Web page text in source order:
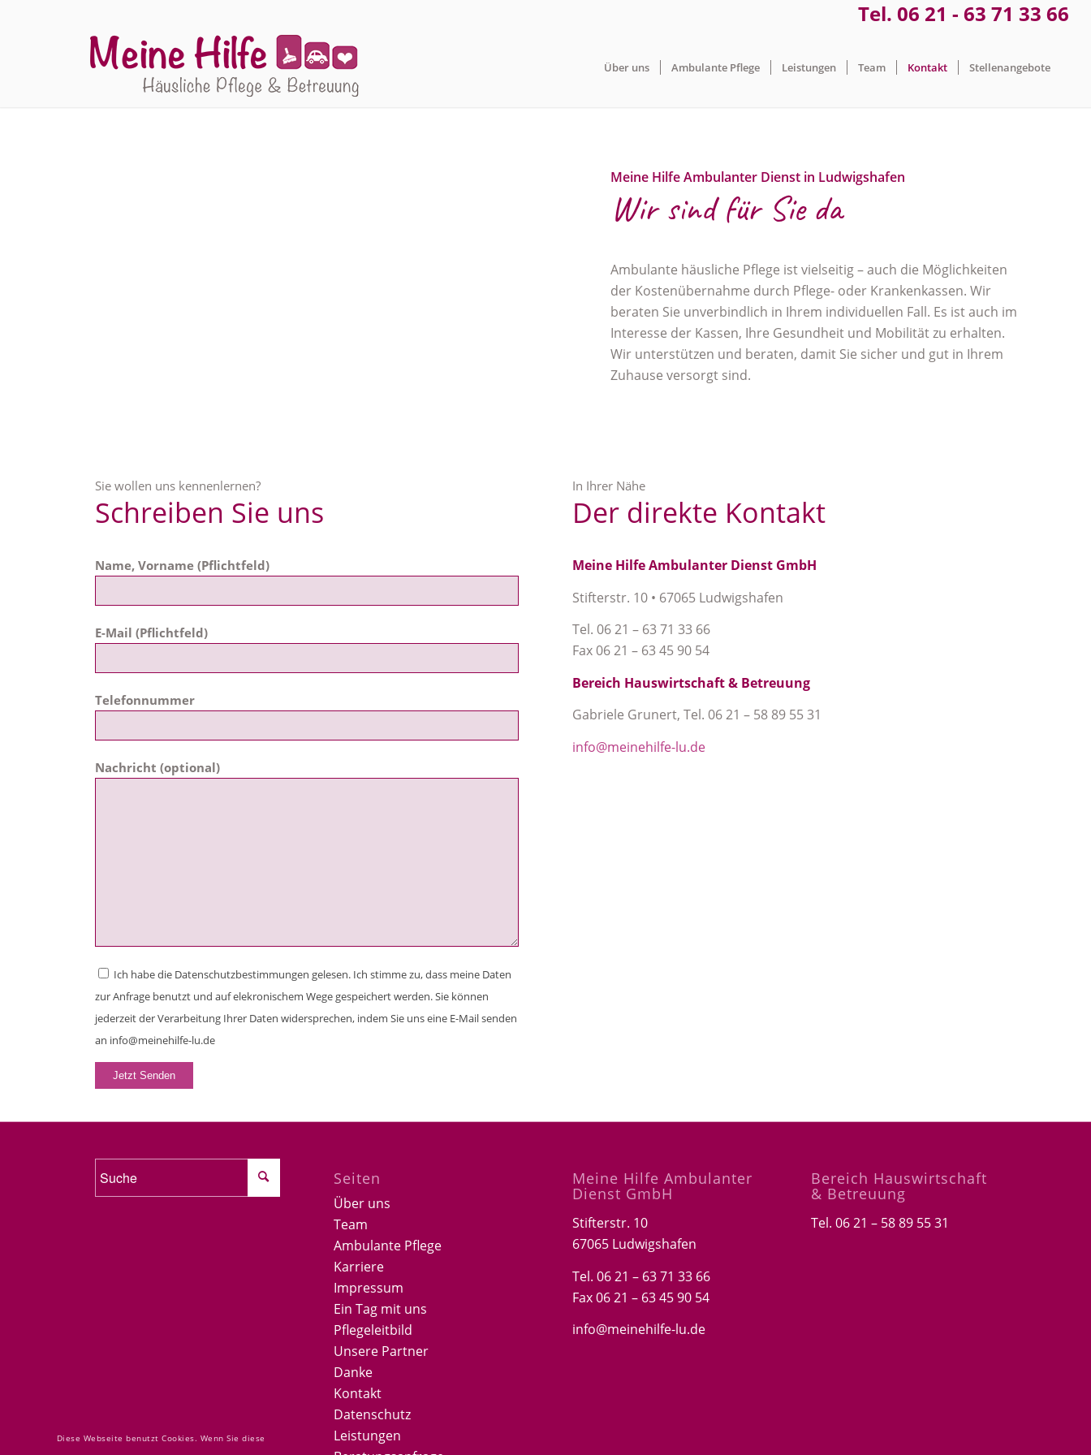
Tel. 06 21 - 63 71 33 66
Über uns Ambulante Pflege Leistungen Team Kontakt Stellenangebote
Meine Hilfe Ambulanter Dienst in Ludwigshafen
Wir sind für Sie da
Ambulante häusliche Pflege ist vielseitig – auch die Möglichkeiten
der Kostenübernahme durch Pflege- oder Krankenkassen. Wir
beraten Sie unverbindlich in Ihrem individuellen Fall. Es ist auch im
Interesse der Kassen, Ihre Gesundheit und Mobilität zu erhalten.
Wir unterstützen und beraten, damit Sie sicher und gut in Ihrem
Zuhause versorgt sind.
Sie wollen uns kennenlernen?
Schreiben Sie uns
Name, Vorname (Pflichtfeld)
E-Mail (Pflichtfeld)
Telefonnummer
Nachricht (optional)
Ich habe die Datenschutzbestimmungen gelesen. Ich stimme zu, dass meine Daten
zur Anfrage benutzt und auf elekronischem Wege gespeichert werden. Sie können
jederzeit der Verarbeitung Ihrer Daten widersprechen, indem Sie uns eine E-Mail senden
an info@meinehilfe-lu.de
In Ihrer Nähe
Der direkte Kontakt
Meine Hilfe Ambulanter Dienst GmbH
Stifterstr. 10 • 67065 Ludwigshafen
Tel. 06 21 – 63 71 33 66
Fax 06 21 – 63 45 90 54
Bereich Hauswirtschaft & Betreuung
Gabriele Grunert, Tel. 06 21 – 58 89 55 31
info@meinehilfe-lu.de
Seiten
Über uns
Team
Ambulante Pflege
Karriere
Impressum
Ein Tag mit uns
Pflegeleitbild
Unsere Partner
Danke
Kontakt
Datenschutz
Leistungen
Meine Hilfe Ambulanter
Dienst GmbH
Stifterstr. 10
67065 Ludwigshafen
Tel. 06 21 – 63 71 33 66
Fax 06 21 – 63 45 90 54
info@meinehilfe-lu.de
Bereich Hauswirtschaft
& Betreuung
Tel. 06 21 – 58 89 55 31
Diese Webseite benutzt Cookies. Wenn Sie diese